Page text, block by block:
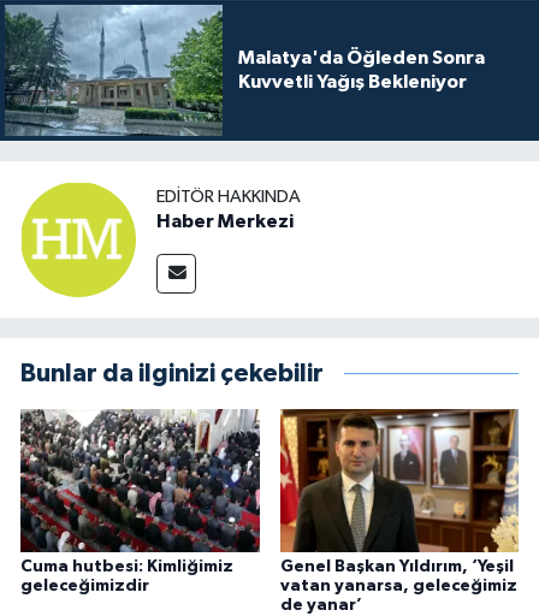
Malatya'da Öğleden Sonra
Kuvvetli Yağış Bekleniyor
EDITÖR HAKKINDA
Haber Merkezi
Bunlar da ilginizi çekebilir
Cuma hutbesi: Kimliğimiz
geleceğimizdir
Genel Başkan Yıldırım, ‘Yeşil
vatan yanarsa, geleceğimiz
de yanar’